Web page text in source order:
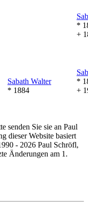
*
+
Sabath Walter
* 1884
*
+
senden Sie sie an Paul
dieser Website basiert
- 2026 Paul Schröfl,
Änderungen am 1.